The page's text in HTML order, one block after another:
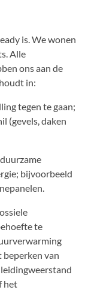
is. We wonen
Alle
ons aan de
in:
tegen te gaan;
(gevels, daken
bijvoorbeeld
te
beperken van
het